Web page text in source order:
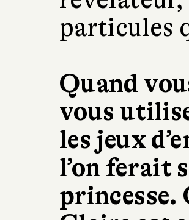
particules
Quand
vous
les jeux
l’on ferait
princesse.